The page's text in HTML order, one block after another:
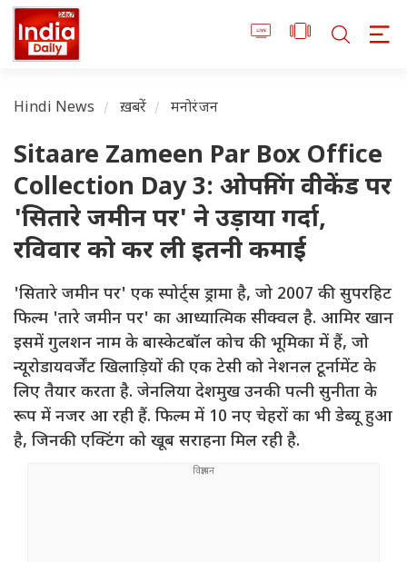
Hindi News ख़बरें मनोरंजन
Sitaare Zameen Par Box Office
Collection Day 3: ओपनिंग वीकेंड पर
'सितारे जमीन पर' ने उड़ाया गर्दा,
रविवार को कर ली इतनी कमाई
'सितारे जमीन पर' एक स्पोर्ट्स ड्रामा है, जो 2007 की सुपरहिट
फिल्म 'तारे जमीन पर' का आध्यात्मिक सीक्वल है. आमिर खान
इसमें गुलशन नाम के बास्केटबॉल कोच की भूमिका में हैं, जो
न्यूरोडायवर्जेंट खिलाड़ियों की एक टेसी को नेशनल टूर्नामेंट के
लिए तैयार करता है. जेनलिया देशमुख उनकी पत्नी सुनीता के
रूप में नजर आ रही हैं. फिल्म में 10 नए चेहरों का भी डेब्यू हुआ
है, जिनकी एक्टिंग को खूब सराहना मिल रही है.